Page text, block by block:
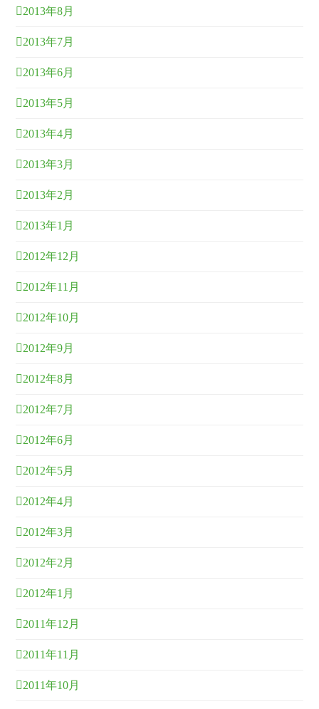
2013年8月
2013年7月
2013年6月
2013年5月
2013年4月
2013年3月
2013年2月
2013年1月
2012年12月
2012年11月
2012年10月
2012年9月
2012年8月
2012年7月
2012年6月
2012年5月
2012年4月
2012年3月
2012年2月
2012年1月
2011年12月
2011年11月
2011年10月